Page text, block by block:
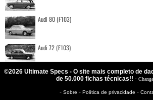
Audi 80 (F103)
Audi 72 (F103)
©2026 Ultimate Specs - O site mais completo de
de 50.000 fichas técnicas!! -
- Sobre - Política de privacidade -